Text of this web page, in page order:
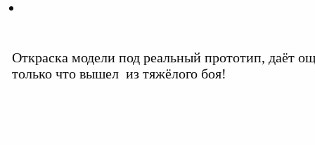
Откраска модели под реальный прототип, даёт
только что вышел из тяжёлого боя!